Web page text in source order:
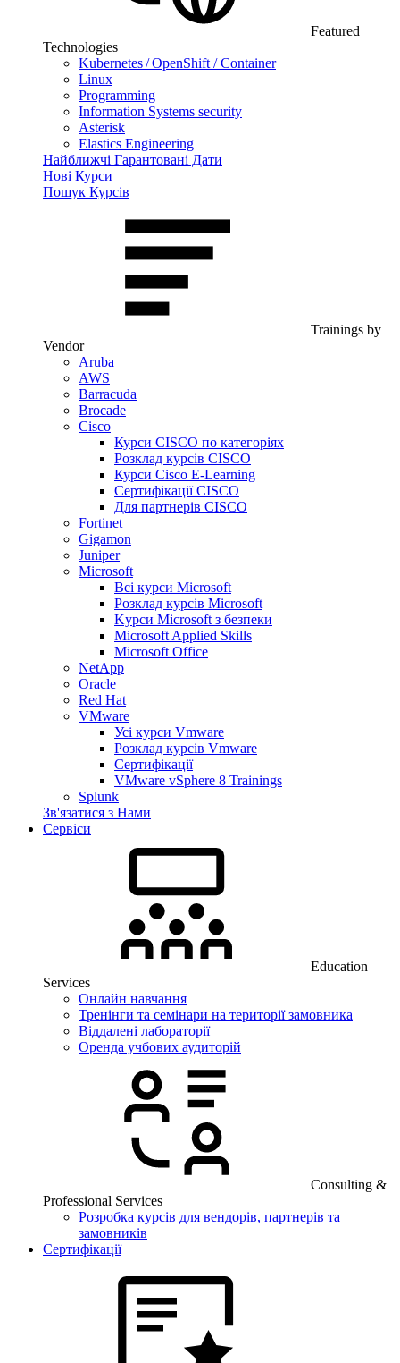
Featured
Technologies
Kubernetes / OpenShift / Container
Linux
Programming
Information Systems security
Asterisk
Elastics Engineering
Найближчі Гарантовані Дати
Нові Курси
Пошук Курсів
Trainings by
Vendor
Aruba
AWS
Barracuda
Brocade
Cisco
Курси CISCO по категоріях
Розклад курсів CISCO
Курси Cisco E-Learning
Сертифікації CISCO
Для партнерів CISCO
Fortinet
Gigamon
Juniper
Microsoft
Всі курси Microsoft
Розклад курсів Microsoft
Kyрси Microsoft з безпеки
Microsoft Applied Skills
Microsoft Office
NetApp
Oracle
Red Hat
VMware
Усі курси Vmware
Розклад курсів Vmware
Сертифікації
VMware vSphere 8 Trainings
Splunk
Зв'язатися з Нами
Сервіси
Education
Services
Онлайн навчання
Тренінги та семінари на території замовника
Віддалені лабораторії
Оренда учбових аудиторій
Consulting &
Professional Services
Розробка курсів для вендорів, партнерів та
замовників
Сертифікації